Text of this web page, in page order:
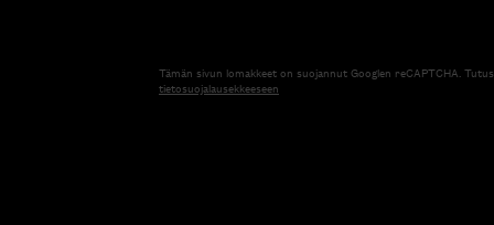
Tämän sivun lomakkeet on suojannut Googlen reCAPTCHA.
tietosuojalausekkeeseen